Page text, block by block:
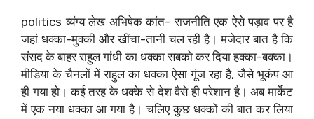
politics व्यंग्य लेख अभिषेक कांत- राजनीति एक ऐसे पड़ाव पर है
जहां धक्का-मुक्की और खींचा-तानी चल रही है। मजेदार बात है कि
संसद के बाहर राहुल गांधी का धक्का सबको कर दिया हक्का-बक्का।
मीडिया के चैनलों में राहुल का धक्का ऐसा गूंज रहा है, जैसे भूकंप आ
ही गया हो। कई तरह के धक्के से देश वैसे ही परेशान है। अब मार्केट
में एक नया धक्का आ गया है। ‌चलिए कुछ धक्कों की बात कर लिया